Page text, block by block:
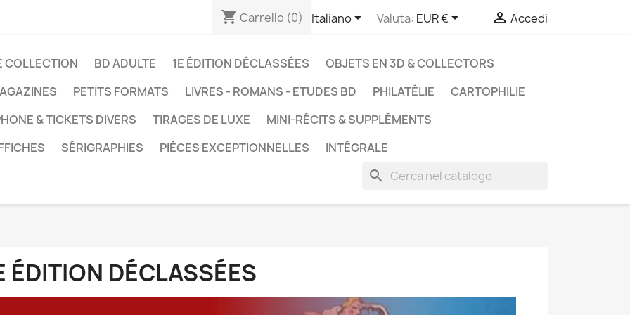
shopping_cart Carrello (0) Italiano Valuta: EUR €  Accedi
COLLECTION BD ADULTE 1E ÉDITION DÉCLASSÉES
OBJETS EN 3D & COLLECTORS
PETITS FORMATS LIVRES - ROMANS - ETUDES BD PHILATÉLIE
CARTOPHILIE
& TICKETS DIVERS
TIRAGES DE LUXE
MINI-RÉCITS & SUPPLÉMENTS
SÉRIGRAPHIES PIÈCES EXCEPTIONNELLES INTÉGRALE
search
ÉDITION DÉCLASSÉES